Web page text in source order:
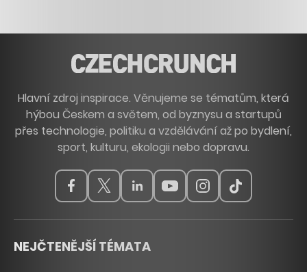
Hlavní zdroj inspirace. Věnujeme se tématům, která
hýbou Českem a světem, od byznysu a startupů
přes technologie, politiku a vzdělávání až po bydlení,
sport, kulturu, ekologii nebo dopravu.
NEJČTENĚJŠÍ TÉMATA